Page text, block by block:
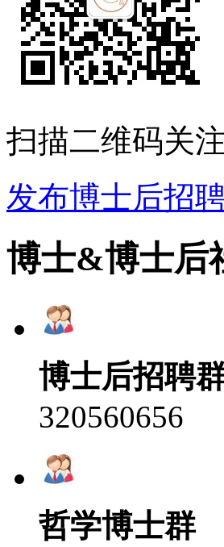
扫描二维码关
发布博士后招
博士&博士后
博士后招聘
320560656
哲学博士群